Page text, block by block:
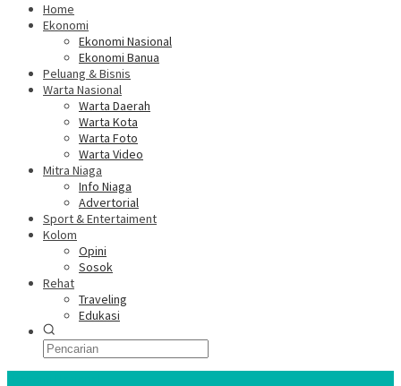
Home
Ekonomi
Ekonomi Nasional
Ekonomi Banua
Peluang & Bisnis
Warta Nasional
Warta Daerah
Warta Kota
Warta Foto
Warta Video
Mitra Niaga
Info Niaga
Advertorial
Sport & Entertaiment
Kolom
Opini
Sosok
Rehat
Traveling
Edukasi